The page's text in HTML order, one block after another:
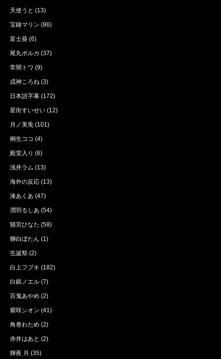
天使うと (13)
宝鐘マリン (86)
富士葵 (6)
尾丸ポルカ (37)
常闇トワ (9)
戌神ころね (3)
日本語字幕 (172)
星街すいせい (12)
月ノ美兎 (101)
桐生ココ (4)
殿堂入り (6)
浅井ラム (13)
海外の反応 (13)
湊あくあ (47)
潤羽るしあ (54)
猫宮ひなた (58)
獅白ぼたん (1)
生誕祭 (2)
白上フブキ (182)
白銀ノエル (7)
百鬼あやめ (2)
紫咲シオン (41)
角巻わため (2)
赤井はあと (2)
輝夜 月 (35)